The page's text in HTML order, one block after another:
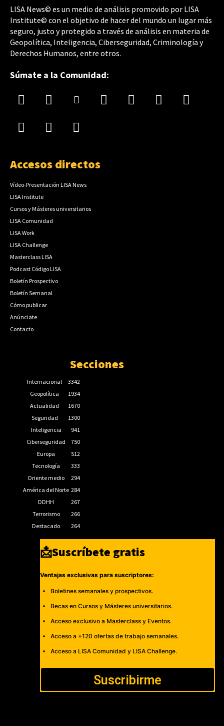
LISA News© es un medio de análisis promovido por LISA
Institute© con el objetivo de hacer del mundo un lugar más
seguro, justo y protegido a través de análisis en materia de
Geopolítica, Inteligencia, Ciberseguridad, Criminología y
Derechos Humanos, entre otros.
Súmate a la Comunidad:
Accesos directos
Vídeo-Presentación LISA News
LISA Institute
Cursos y Másteres universitarios
LISA Comunidad
LISA Work
LISA Challenge
Masterclass LISA
Podcast Código LISA
Boletín Prospectivo
Boletín Semanal
Cómo publicar
Anúnciate
Contacto
Secciones
Internacional
3342
Geopolítica
1934
Actualidad
1670
Seguridad
1300
Inteligencia
941
Ciberseguridad
750
Europa
512
Tecnología
333
Oriente medio
294
América del Norte 284
DDHH
267
Terrorismo
266
Destacado
264
📩Suscríbete gratis
Ventajas exclusivas para suscriptores:
Boletines semanales y prospectivos.
Becas en Cursos y Másteres universitarios.
Acceso exclusivo a Masterclass y Eventos.
Acceso a +120 ofertas de trabajo semanales.
Acceso a LISA Comunidad y LISA Challenge.
Suscribirme